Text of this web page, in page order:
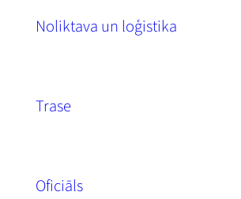
Noliktava un loģistika
Trase
Oficiāls